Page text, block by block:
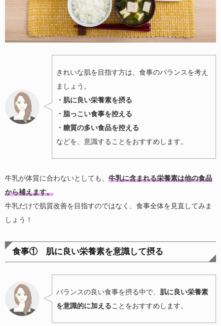
きれいな肌を目指す方は、食事のバランスを考え
ましょう。
・肌に良い栄養素を摂る
・脂っこい食事を控える
・糖質の多い食品を控える
などを、意識することをおすすめします。
牛乳が体質に合わないとしても、 牛乳に含まれる栄養素は他の食品
から補えます。
牛乳だけで肌質改善を目指すのではなく、食事全体を見直してみま
しょう！
食事① 肌に良い栄養素を意識して摂る
バランスの良い食事を摂る中で、 肌に良い栄養素
を意識的に加えることをおすすめします。